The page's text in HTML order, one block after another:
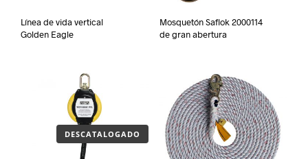
Línea de vida vertical
Golden Eagle
Mosquetón Saflok 2000114
de gran abertura
DESCATALOGADO